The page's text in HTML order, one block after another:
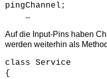
pingChannel;
…
Auf die Input-Pins haben
werden weiterhin als
class Service
{